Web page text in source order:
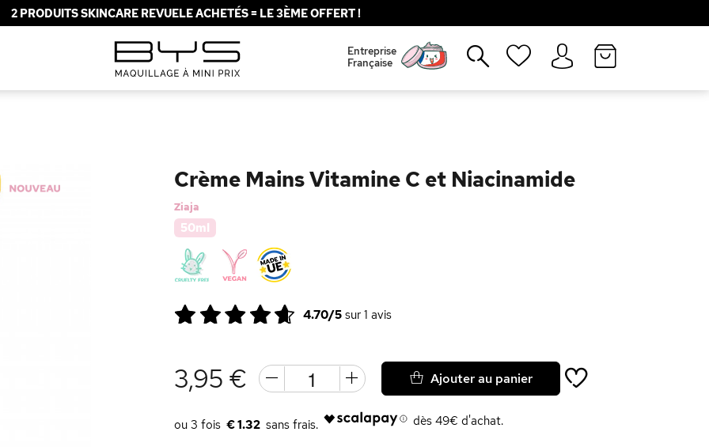
2 PRODUITS SKINCARE REVUELE ACHETÉS = LE 3ÈME OFFERT !
Entreprise
Française
Crème Mains Vitamine C et Niacinamide
Ziaja
50ml
4.70/5sur 1 avis
3,95 €
€ 1.32 dès 49€ d'achat.
Ajouter au panier